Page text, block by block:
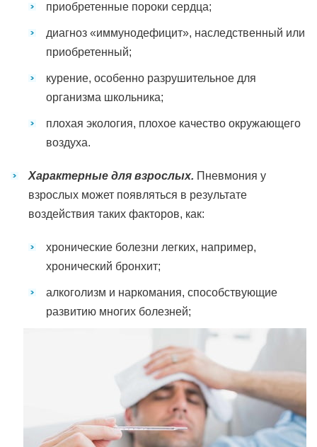
приобретенные пороки сердца;
диагноз «иммунодефицит», наследственный или
приобретенный;
курение, особенно разрушительное для
организма школьника;
плохая экология, плохое качество окружающего
воздуха.
Характерные для взрослых. Пневмония у
взрослых может появляться в результате
воздействия таких факторов, как:
хронические болезни легких, например,
хронический бронхит;
алкоголизм и наркомания, способствующие
развитию многих болезней;